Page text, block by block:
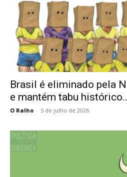
Brasil é eliminado pela
e mantém tabu
O Ralho - 5 de julho de 2026